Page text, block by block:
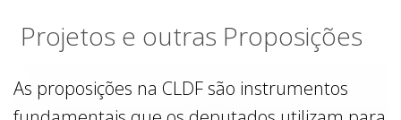
Projetos e outras Proposições
As proposições na CLDF são instrumentos